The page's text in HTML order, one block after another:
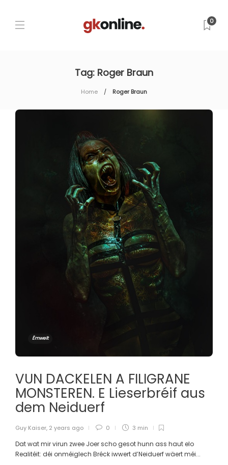
0
Tag: Roger Braun
Home Roger Braun
Ëmwelt
VUN DACKELEN A FILIGRANE
MONSTEREN. E Lieserbréif aus
dem Neiduerf
Guy Kaiser, 2 years ago 0 3 min
Dat wat mir virun zwee Joer scho gesot hunn ass haut elo
Realitéit: déi onméiglech Bréck iwwert d’Neiduerf wäert méi...